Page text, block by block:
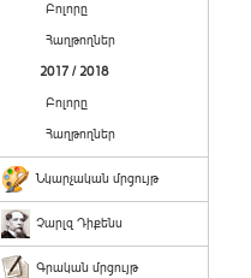
Բոլորը
Հաղթողներ
2017 / 2018
Բոլորը
Հաղթողներ
Նկարչական մրցույթ
Չարլզ Դիքենս
Գրական մրցույթ